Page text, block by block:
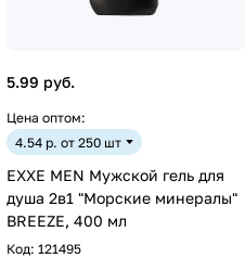
5.99 руб.
Цена оптом:
4.54 р. от 250 шт
EXXE MEN Мужской гель для
душа 2в1 "Морские минералы"
BREEZE, 400 мл
Код: 121495